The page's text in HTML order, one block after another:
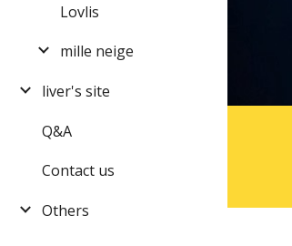
Lovlis
mille neige
liver's site
Q&A
Contact us
Others